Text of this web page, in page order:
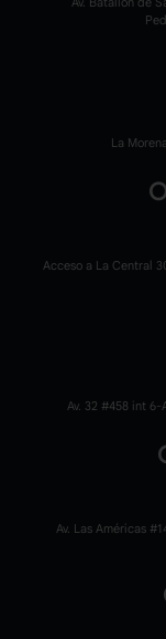
La
Acceso a La Central
Av. 32 #458 int 6-
Av. Las Américas